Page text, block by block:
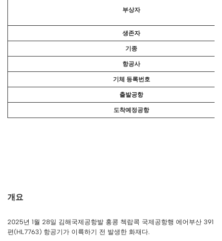
부상자
생존자
기종
항공사
기체 등록번호
출발공항
도착예정공항
개요
2025년 1월 28일 김해국제공항발 홍콩 첵랍콕 국제공항행 에어부산 391
편(HL7763) 항공기가 이륙하기 전 발생한 화재다.